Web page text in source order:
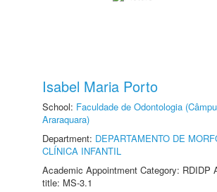
Isabel Maria Porto
School: Faculdade de Odontologia
Araraquara)
Department: DEPARTAMENTO DE
CLÍNICA INFANTIL
Academic Appointment Category: RDIDP
title: MS-3.1